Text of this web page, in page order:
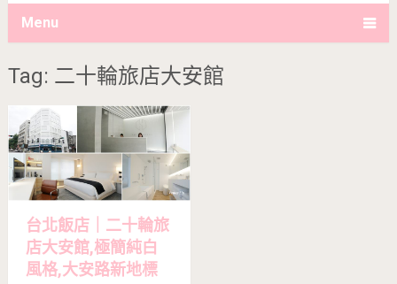
Menu
Tag: 二十輪旅店大安館
台北飯店｜二十輪旅
店大安館,極簡純白
風格,大安路新地標